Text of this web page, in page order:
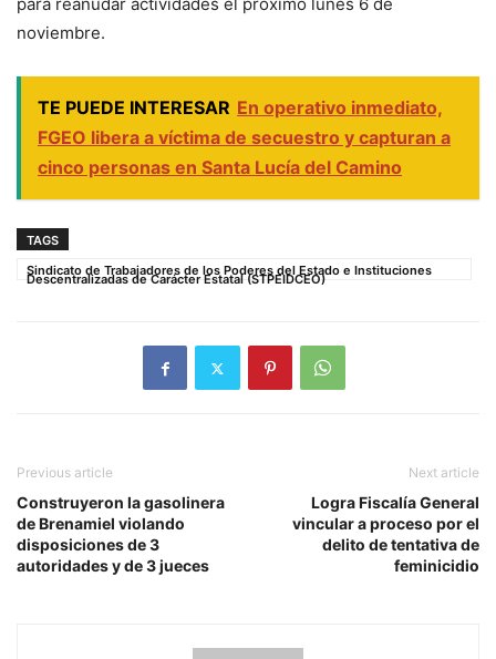
noviembre.
TE PUEDE INTERESAR En operativo inmediato,
FGEO libera a víctima de secuestro y capturan a
cinco personas en Santa Lucía del Camino
TAGS
Sindicato de Trabajadores de los Poderes del Estado e Instituciones
Descentralizadas de Carácter Estatal (STPEIDCEO)
Previous article
Construyeron la gasolinera
de Brenamiel violando
disposiciones de 3
autoridades y de 3 jueces
Next article
Logra Fiscalía General
vincular a proceso por el
delito de tentativa de
feminicidio